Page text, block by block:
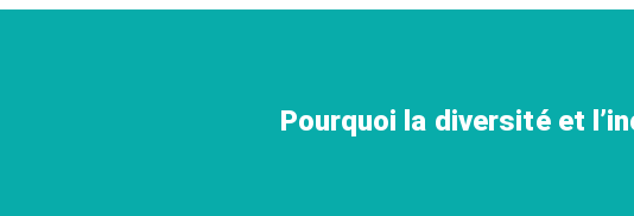
Pourquoi la diversité et